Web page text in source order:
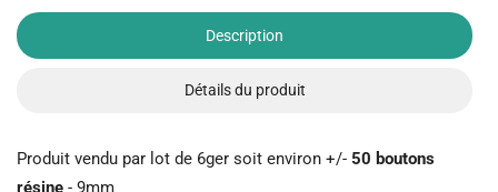
Description
Détails du produit
Produit vendu par lot de 6ger soit environ +/- 50 boutons
résine - 9mm